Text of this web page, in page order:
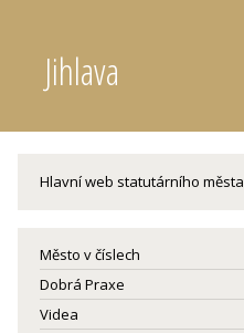
Jihlava
Hlavní web statutárního města
Město v číslech
Dobrá Praxe
Videa